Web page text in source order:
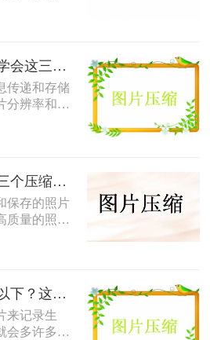
益强大和
片的大小
缩照片大
种简单有效
轻松优化照
并方便分享
图片大小怎么压缩？学会这三种方法轻松压缩！
传递和存储
分辨率和质
渐增大，
便。因
如何压缩照片？分享三个压缩图片最简单的方法！
保存的照片
质量的照片
因此，学
要。本文
片的质
图片怎么压缩到500k以下？这四个方法分享给大家！
来记录生
会多许多旅